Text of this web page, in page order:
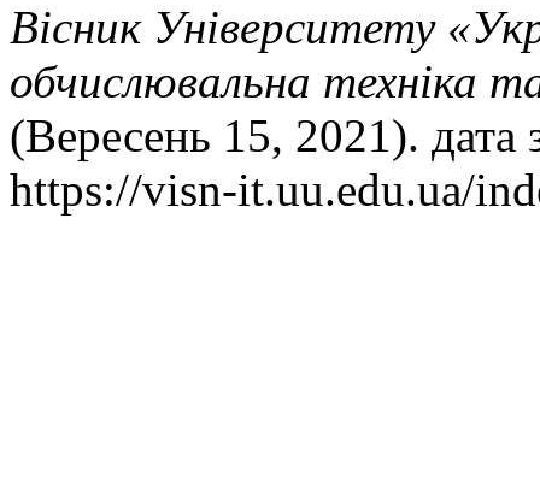
Вісник Університету
обчислювальна техніка
(Вересень 15, 2021).
https://visn-it.uu.edu.ua/